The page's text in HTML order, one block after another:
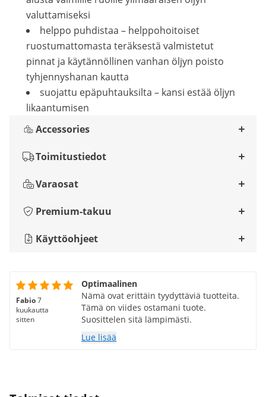
valuttamiseksi
helppo puhdistaa – helppohoitoiset
ruostumattomasta teräksestä valmistetut
pinnat ja käytännöllinen vanhan öljyn poisto
tyhjennyshanan kautta
suojattu epäpuhtauksilta – kansi estää öljyn
likaantumisen
Accessories
Toimitustiedot
Varaosat
Premium-takuu
Käyttöohjeet
Fabio7
kuukautta
sitten
Optimaalinen
Nämä ovat erittäin tyydyttäviä tuotteita.
Tämä on viides ostamani tuote.
Suosittelen sitä lämpimästi.
Lue lisää